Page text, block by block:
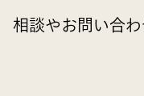
相談やお問い合